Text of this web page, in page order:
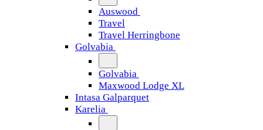
Auswood
Travel
Travel Herringbone
Golvabia
Golvabia
Maxwood Lodge XL
Intasa Galparquet
Karelia